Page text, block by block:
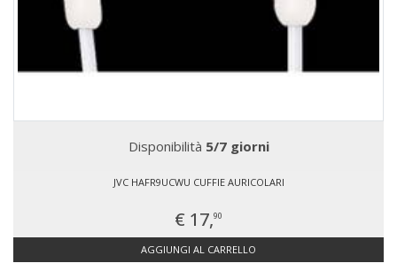
Disponibilità 5/7 giorni
JVC HAFR9UCWU CUFFIE AURICOLARI
€ 17,90
AGGIUNGI AL CARRELLO